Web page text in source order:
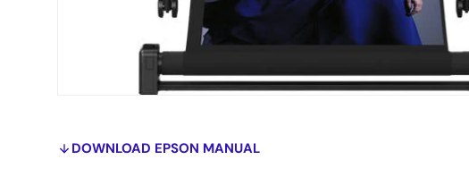
DOWNLOAD EPSON MANUAL